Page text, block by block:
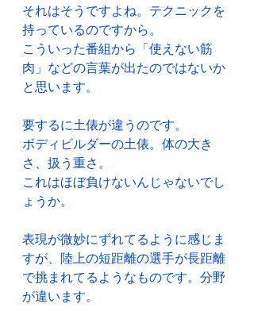
それはそうですよね。テクニックを
持っているのですから。
こういった番組から「使えない筋
肉」などの言葉が出たのではないか
と思います。
要するに土俵が違うのです。
ボディビルダーの土俵。体の大き
さ、扱う重さ。
これはほぼ負けないんじゃないでし
ょうか。
表現が微妙にずれてるように感じま
すが、陸上の短距離の選手が長距離
で挑まれてるようなものです。分野
が違います。